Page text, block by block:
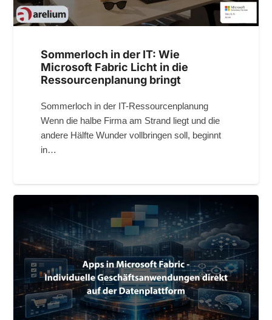
Sommerloch in der IT: Wie
Microsoft Fabric Licht in die
Ressourcenplanung bringt
Sommerloch in der IT-Ressourcenplanung
Wenn die halbe Firma am Strand liegt und die
andere Hälfte Wunder vollbringen soll, beginnt
in…